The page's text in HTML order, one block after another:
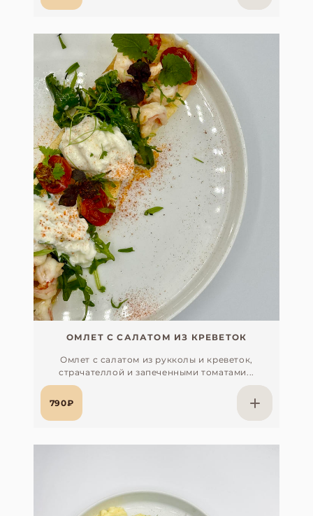
ОМЛЕТ С САЛАТОМ ИЗ КРЕВЕТОК
Омлет с салатом из рукколы и креветок,
страчателлой и запеченными томатами...
790₽